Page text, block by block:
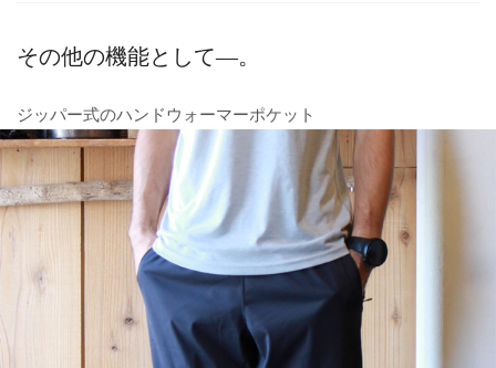
その他の機能として―。
ジッパー式のハンドウォーマーポケット